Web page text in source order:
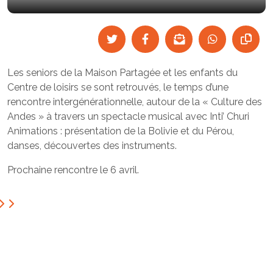
Les seniors de la Maison Partagée et les enfants du
Centre de loisirs se sont retrouvés, le temps d’une
rencontre intergénérationnelle, autour de la « Culture des
Andes » à travers un spectacle musical avec Inti’ Churi
Animations : présentation de la Bolivie et du Pérou,
danses, découvertes des instruments.
Prochaine rencontre le 6 avril.